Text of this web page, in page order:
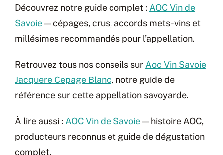
Découvrez notre guide complet : AOC Vin de
Savoie— cépages, crus, accords mets-vins et
millésimes recommandés pour l’appellation.
Retrouvez tous nos conseils sur Aoc Vin Savoie
Jacquere Cepage Blanc, notre guide de
référence sur cette appellation savoyarde.
À lire aussi : AOC Vin de Savoie— histoire AOC,
producteurs reconnus et guide de dégustation
complet.